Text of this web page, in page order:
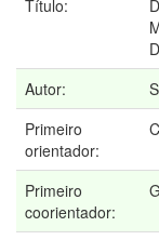
Título:
Autor:
Primeiro
orientador:
Primeiro
coorientador: